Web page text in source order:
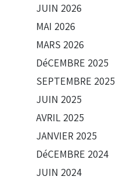
JUIN 2026
MAI 2026
MARS 2026
DéCEMBRE 2025
SEPTEMBRE 2025
JUIN 2025
AVRIL 2025
JANVIER 2025
DéCEMBRE 2024
JUIN 2024